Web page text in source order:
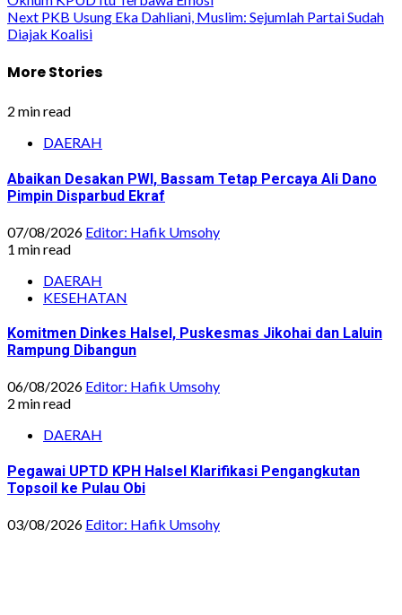
navigation
Next PKB Usung Eka Dahliani, Muslim: Sejumlah Partai Sudah
Diajak Koalisi
More Stories
2 min read
DAERAH
Abaikan Desakan PWI, Bassam Tetap Percaya Ali Dano
Pimpin Disparbud Ekraf
07/08/2026 Editor: Hafik Umsohy
1 min read
DAERAH
KESEHATAN
Komitmen Dinkes Halsel, Puskesmas Jikohai dan Laluin
Rampung Dibangun
06/08/2026 Editor: Hafik Umsohy
2 min read
DAERAH
Pegawai UPTD KPH Halsel Klarifikasi Pengangkutan
Topsoil ke Pulau Obi
03/08/2026 Editor: Hafik Umsohy